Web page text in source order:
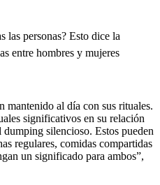
las personas? Esto dice la
entre hombres y mujeres
mantenido al día con sus rituales.
significativos en su relación
silencioso. Estos pueden
regulares, comidas compartidas
un significado para ambos”,